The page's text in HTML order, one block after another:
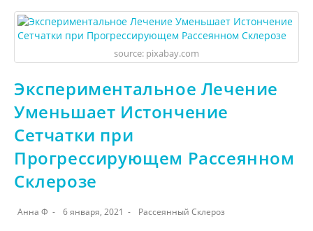
source: pixabay.com
Экспериментальное Лечение
Уменьшает Истончение
Сетчатки при
Прогрессирующем Рассеянном
Склерозе
Анна Ф 6 января, 2021 Рассеянный Склероз